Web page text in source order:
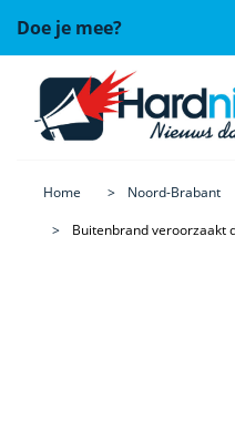
Doe je mee?
Home Noord-Brabant
Buitenbrand veroorzaakt